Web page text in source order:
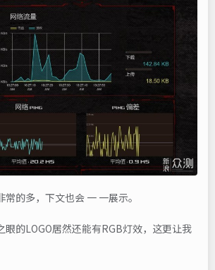
的多，下文也会 一 一展示。
眼的LOGO居然还能有RGB灯效，这更让我